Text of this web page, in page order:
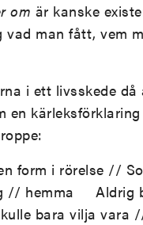
om är kanske
man fått, vem
i ett livsskede
en
form i rörelse //
hemma Aldrig
bara vilja